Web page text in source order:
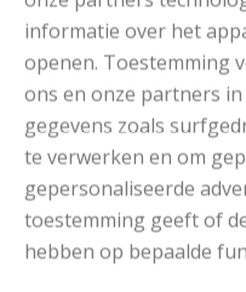
informatie over het
openen. Toestemming
ons en onze partners
gegevens zoals
te verwerken en om
gepersonaliseerde
toestemming geeft of
hebben op bepaalde
*De garens worden
wij garens verkopen. Dus
ons, maar dan op een